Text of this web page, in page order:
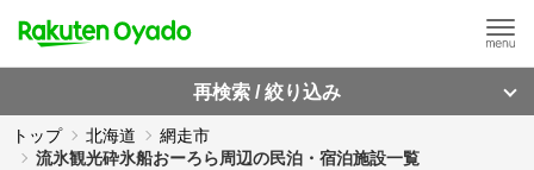
再検索 / 絞り込み
トップ 北海道
網走市
流氷観光砕氷船おーろら周辺の民泊・宿泊施設一覧